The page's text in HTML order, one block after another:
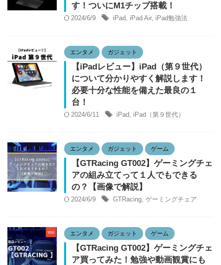
す！ついにM1チップ搭載！
2024/6/9 iPad, iPad Air, iPad勉強法
エンタメ ガジェット
【iPadレビュー】iPad（第９世代）
について分かりやすく解説します！
必要十分な性能を備えた最良の１
台！
2024/6/11 iPad, iPad（第９世代）
エンタメ ガジェット ゲーム
【GTRacing GT002】ゲーミングチェ
アの組み立てって１人でもできる
の？【画像で解説】
2024/6/9 GTRacing, ゲーミングチェア
エンタメ ガジェット ゲーム
【GTRacing GT002】ゲーミングチェ
ア買ってみた！勉強や動画観賞にも